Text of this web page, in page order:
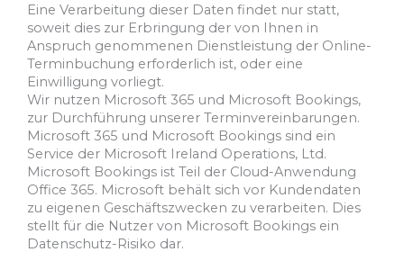
Eine Verarbeitung dieser Daten findet nur statt,
soweit dies zur Erbringung der von Ihnen in
Anspruch genommenen Dienstleistung der Online-
Terminbuchung erforderlich ist, oder eine
Einwilligung vorliegt.
Wir nutzen Microsoft 365 und Microsoft Bookings,
zur Durchführung unserer Terminvereinbarungen.
Microsoft 365 und Microsoft Bookings sind ein
Service der Microsoft Ireland Operations, Ltd.
Microsoft Bookings ist Teil der Cloud-Anwendung
Office 365. Microsoft behält sich vor Kundendaten
zu eigenen Geschäftszwecken zu verarbeiten. Dies
stellt für die Nutzer von Microsoft Bookings ein
Datenschutz-Risiko dar.